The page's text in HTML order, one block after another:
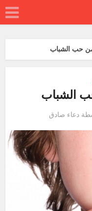
من حب الشباب
الشباب
دعاء صادق